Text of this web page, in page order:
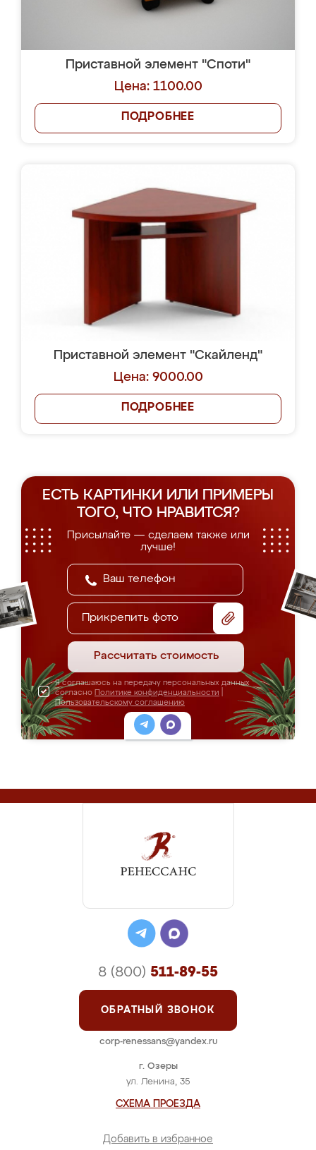
Приставной элемент "Споти"
Цена: 1100.00
ПОДРОБНЕЕ
Приставной элемент "Скайленд"
Цена: 9000.00
ПОДРОБНЕЕ
ЕСТЬ КАРТИНКИ ИЛИ ПРИМЕРЫ
ТОГО, ЧТО НРАВИТСЯ?
Присылайте — сделаем также или
лучше!
Прикрепить фото
Рассчитать стоимость
Я соглашаюсь на передачу персональных данных
согласно Политике конфиденциальности
Пользовательскому соглашению
г. Озеры
ул. Ленина, 35
СХЕМА ПРОЕЗДА
Добавить в избранное
8 (800) 511-89-55
ОБРАТНЫЙ ЗВОНОК
corp-renessans@yandex.ru